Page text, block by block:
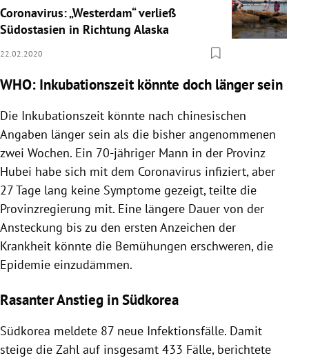
Coronavirus: „Westerdam“ verließ
Südostasien in Richtung Alaska
22.02.2020
WHO: Inkubationszeit könnte doch länger sein
Die Inkubationszeit könnte nach chinesischen
Angaben länger sein als die bisher angenommenen
zwei Wochen. Ein 70-jähriger Mann in der Provinz
Hubei habe sich mit dem Coronavirus infiziert, aber
27 Tage lang keine Symptome gezeigt, teilte die
Provinzregierung mit. Eine längere Dauer von der
Ansteckung bis zu den ersten Anzeichen der
Krankheit könnte die Bemühungen erschweren, die
Epidemie einzudämmen.
Rasanter Anstieg in Südkorea
Südkorea meldete 87 neue Infektionsfälle. Damit
steige die Zahl auf insgesamt 433 Fälle, berichtete